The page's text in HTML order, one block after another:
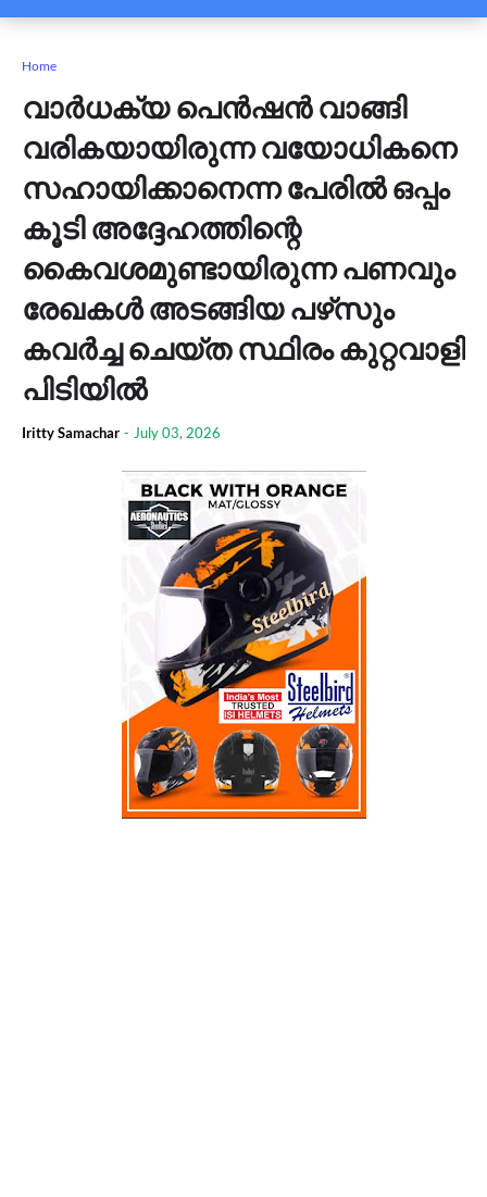
Home
വാര്‍ധക്യ പെന്‍ഷന്‍ വാങ്ങി
വരികയായിരുന്ന വയോധികനെ
സഹായിക്കാനെന്ന പേരില്‍ ഒപ്പം
കൂടി അദ്ദേഹത്തിന്റെ
കൈവശമുണ്ടായിരുന്ന പണവും
രേഖകള്‍ അടങ്ങിയ പഴ്‌സും
കവര്‍ച്ച ചെയ്ത സ്ഥിരം കുറ്റവാളി
പിടിയില്‍
Iritty Samachar - July 03, 2026